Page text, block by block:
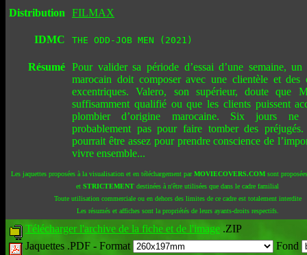
Distribution
FILMAX
IDMC THE ODD-JOB MEN (2021)
Résumé Pour valider sa période d’essai d’une semaine, un
marocain doit composer avec une clientèle et des
excentriques. Valero, son supérieur, doute que
suffisamment qualifié ou que les clients puissent
plombier d’origine marocaine. Six jours ne
probablement pas pour faire tomber des
pourrait être assez pour prendre conscience de
vivre ensemble...
Les jaquettes proposées à la visualisation et en téléchargement parMOVIECOVERS.COM sont
et STRICTEMENT destinées à n'être utilisées que dans le cadre familial
Toute utilisation commerciale ou en dehors des limites de ce cadre est totalement interdite
Les résumés et affiches sont la propriétés de leurs ayants-droits respectifs.
Télécharger l'archive de la fiche et de l'image .ZIP
Jaquettes .PDF - Format
Fond